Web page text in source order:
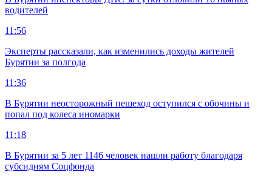
водителей
11:56
Эксперты рассказали, как изменились доходы жителей
Бурятии за полгода
11:36
В Бурятии неосторожный пешеход оступился с обочины и
попал под колеса иномарки
11:18
В Бурятии за 5 лет 1146 человек нашли работу благодаря
субсидиям Соцфонда